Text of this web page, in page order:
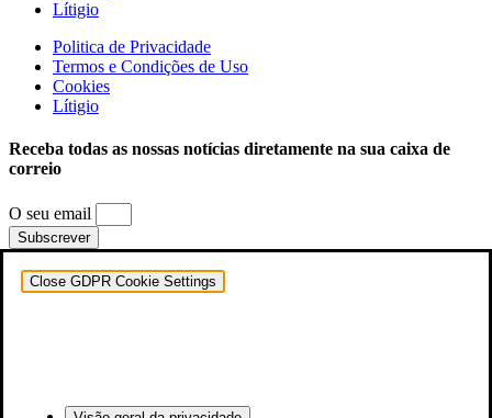
Lítigio
Politica de Privacidade
Termos e Condições de Uso
Cookies
Lítigio
Receba todas as nossas notícias diretamente na sua caixa de
correio
O seu email
Subscrever
Close GDPR Cookie Settings